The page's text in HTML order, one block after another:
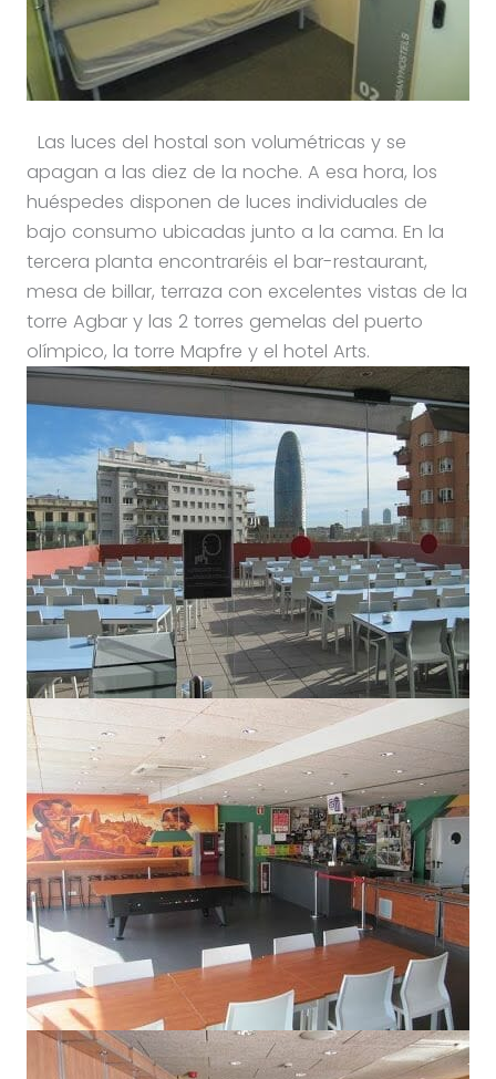
Las luces del hostal son volumétricas y se
apagan a las diez de la noche. A esa hora, los
huéspedes disponen de luces individuales de
bajo consumo ubicadas junto a la cama. En la
tercera planta encontraréis el bar-restaurant,
mesa de billar, terraza con excelentes vistas de la
torre Agbar y las 2 torres gemelas del puerto
olímpico, la torre Mapfre y el hotel Arts.